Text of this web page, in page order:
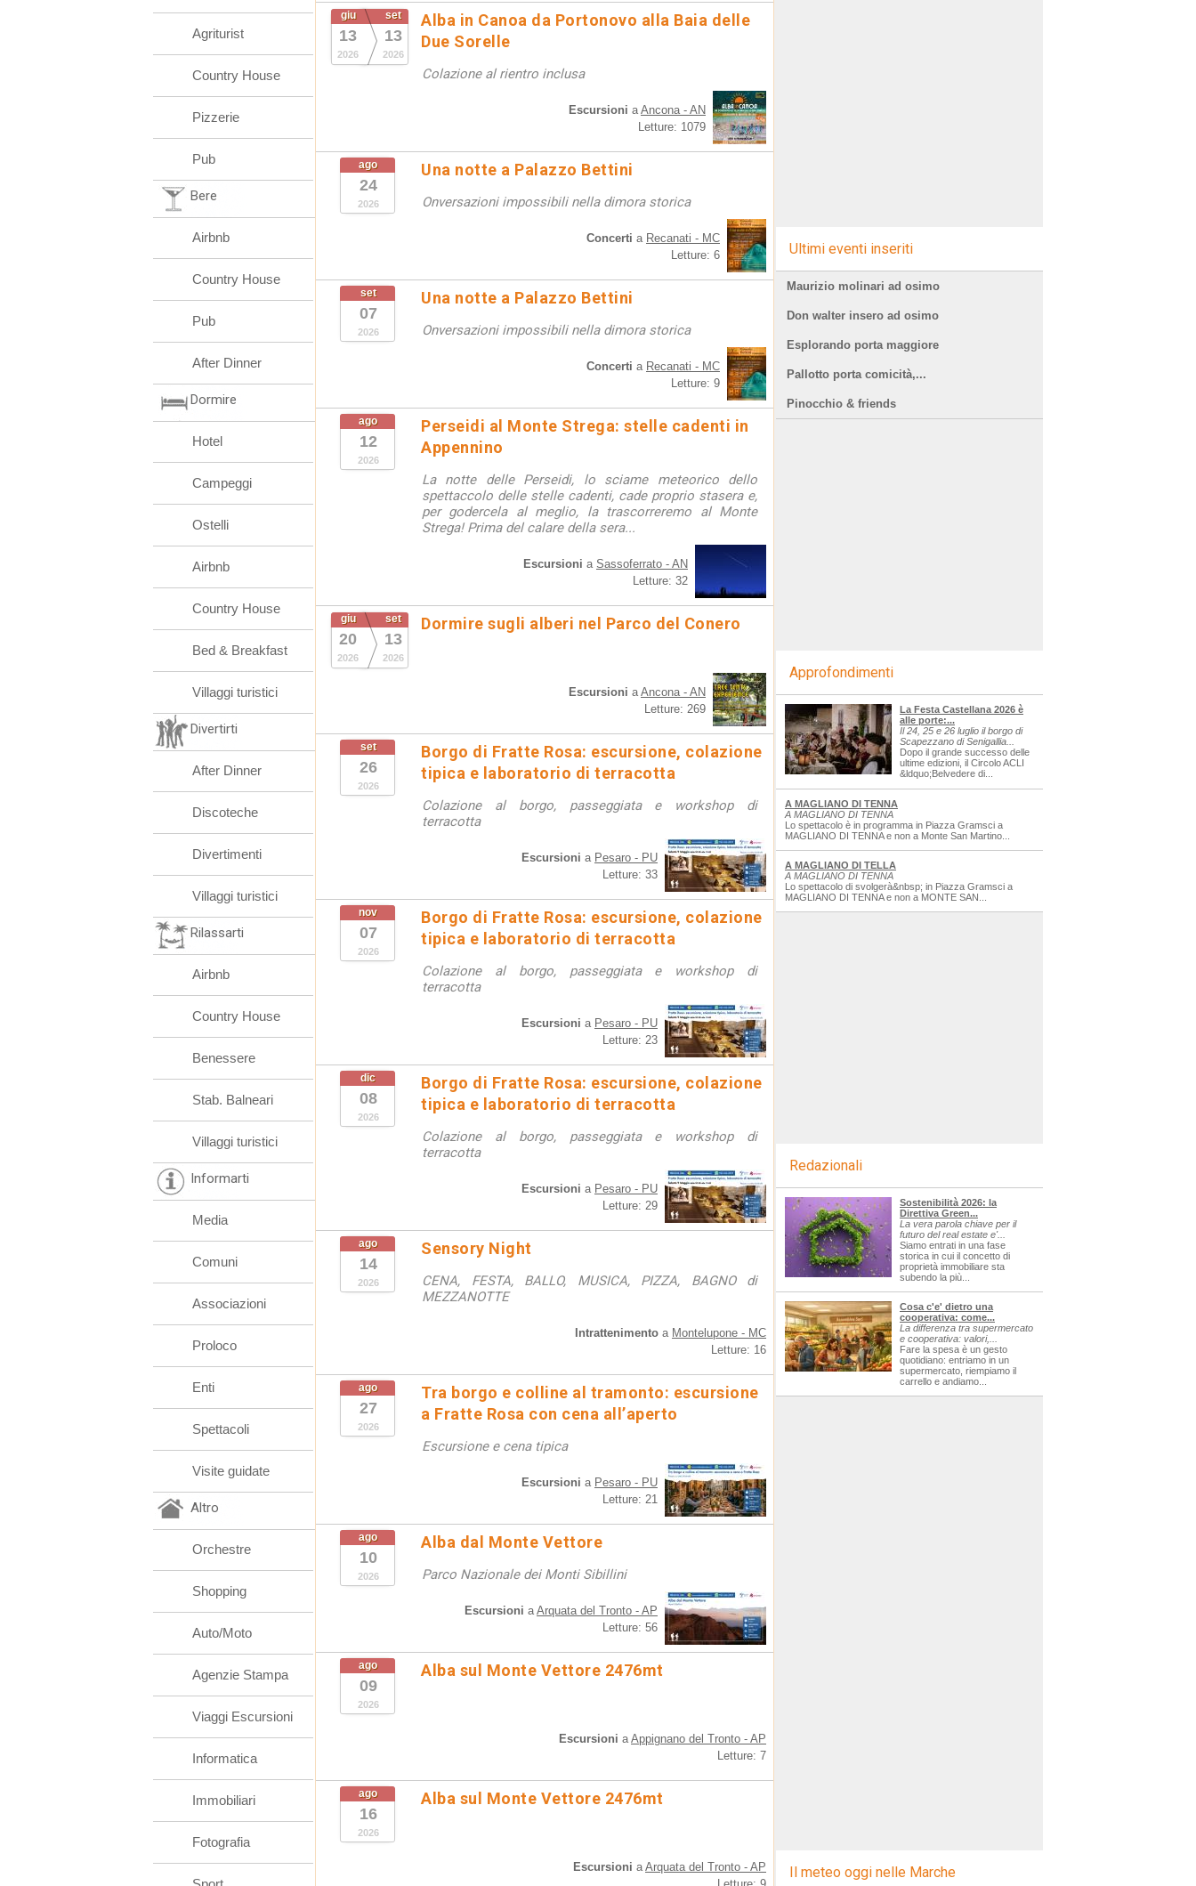
giu
13
2026
set
13
2026
Alba in Canoa da Portonovo alla Baia delle
Due Sorelle
Colazione al rientro inclusa
Escursioni aAncona - AN
Letture: 1079
ago
24
2026
Una notte a Palazzo Bettini
Onversazioni impossibili nella dimora storica
Concerti a Recanati - MC
Letture: 6
set
07
2026
Una notte a Palazzo Bettini
Onversazioni impossibili nella dimora storica
Concerti a Recanati - MC
Letture: 9
ago
12
2026
Perseidi al Monte Strega: stelle cadenti in
Appennino
La notte delle Perseidi, lo sciame meteorico dello
spettaccolo delle stelle cadenti, cade proprio stasera e,
per godercela al meglio, la trascorreremo al Monte
Strega! Prima del calare della sera...
Escursioni a Sassoferrato - AN
Letture: 32
giu
20
2026
set
13
2026
Dormire sugli alberi nel Parco del Conero
Escursioni aAncona - AN
Letture: 269
set
26
2026
Borgo di Fratte Rosa: escursione, colazione
tipica e laboratorio di terracotta
Colazione al borgo, passeggiata e workshop di
terracotta
Escursioni a Pesaro - PU
Letture: 33
nov
07
2026
Borgo di Fratte Rosa: escursione, colazione
tipica e laboratorio di terracotta
Colazione al borgo, passeggiata e workshop di
terracotta
Escursioni a Pesaro - PU
Letture: 23
dic
08
2026
Borgo di Fratte Rosa: escursione, colazione
tipica e laboratorio di terracotta
Colazione al borgo, passeggiata e workshop di
terracotta
Escursioni a Pesaro - PU
Letture: 29
ago
14
2026
Sensory Night
CENA, FESTA, BALLO, MUSICA, PIZZA, BAGNO di
MEZZANOTTE
Intrattenimento a Montelupone - MC
Letture: 16
ago
27
2026
Tra borgo e colline al tramonto: escursione
a Fratte Rosa con cena all’aperto
Escursione e cena tipica
Escursioni a Pesaro - PU
Letture: 21
ago
10
2026
Alba dal Monte Vettore
Parco Nazionale dei Monti Sibillini
Escursioni aArquata del Tronto - AP
Letture: 56
ago
09
2026
Alba sul Monte Vettore 2476mt
Escursioni aAppignano del Tronto - AP
Letture: 7
ago
16
2026
Alba sul Monte Vettore 2476mt
Escursioni aArquata del Tronto - AP
Agriturist
Country House
Pizzerie
Pub
Bere
Airbnb
Country House
Pub
After Dinner
Dormire
Hotel
Campeggi
Ostelli
Airbnb
Country House
Bed & Breakfast
Villaggi turistici
Divertirti
After Dinner
Discoteche
Divertimenti
Villaggi turistici
Rilassarti
Airbnb
Country House
Benessere
Stab. Balneari
Villaggi turistici
Informarti
Media
Comuni
Associazioni
Proloco
Enti
Spettacoli
Visite guidate
Altro
Orchestre
Shopping
Auto/Moto
Agenzie Stampa
Viaggi Escursioni
Informatica
Immobiliari
Fotografia
Ultimi eventi inseriti
Maurizio molinari ad osimo
Don walter insero ad osimo
Esplorando porta maggiore
Pallotto porta comicità,...
Pinocchio & friends
Approfondimenti
La Festa Castellana 2026 è
alle porte:...
Il 24, 25 e 26 luglio il borgo di
Scapezzano di Senigallia...
Dopo il grande successo delle
ultime edizioni, il Circolo ACLI
&ldquo;Belvedere di...
A MAGLIANO DI TENNA
A MAGLIANO DI TENNA
Lo spettacolo è in programma in Piazza Gramsci a
MAGLIANO DI TENNA e non a Monte San Martino...
A MAGLIANO DI TELLA
A MAGLIANO DI TENNA
Lo spettacolo di svolgerà&nbsp; in Piazza Gramsci a
MAGLIANO DI TENNA e non a MONTE SAN...
Redazionali
Sostenibilità 2026: la
Direttiva Green...
La vera parola chiave per il
futuro del real estate e'...
Siamo entrati in una fase
storica in cui il concetto di
proprietà immobiliare sta
subendo la più...
Cosa c'e' dietro una
cooperativa: come...
La differenza tra supermercato
e cooperativa: valori,...
Fare la spesa è un gesto
quotidiano: entriamo in un
supermercato, riempiamo il
carrello e andiamo...
Il meteo oggi nelle Marche